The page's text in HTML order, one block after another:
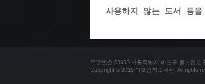
사용하지 않는 도서 등
우편번호 03953 서울특별시 마포구 월드컵로
Copyright © 2015 마포점자도서관. All rights